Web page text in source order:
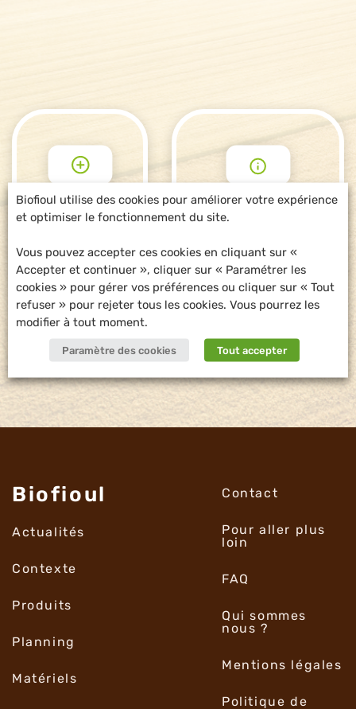
POUR ALLER
PLUS LOIN
DEMANDE
D'INFORMATIONS
Biofioul
Actualités
Contexte
Produits
Planning
Matériels
Contact
Pour aller plus
loin
FAQ
Qui sommes
nous ?
Mentions légales
Politique de
Biofioul utilise des cookies pour améliorer votre expérience
et optimiser le fonctionnement du site.
Vous pouvez accepter ces cookies en cliquant sur «
Accepter et continuer », cliquer sur « Paramétrer les
cookies » pour gérer vos préférences ou cliquer sur « Tout
refuser » pour rejeter tous les cookies. Vous pourrez les
modifier à tout moment.
Paramètre des cookies Tout accepter